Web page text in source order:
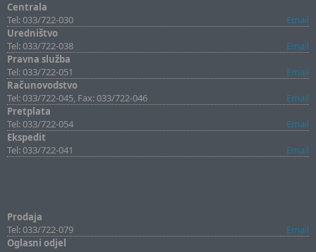
Centrala
Tel: 033/722-030
Email
Uredništvo
Tel: 033/722-038
Email
Pravna služba
Tel: 033/722-051
Email
Računovodstvo
Tel: 033/722-045, Fax: 033/722-046
Email
Pretplata
Tel: 033/722-054
Email
Ekspedit
Tel: 033/722-041
Email
Prodaja
Tel: 033/722-079
Email
Oglasni odjel